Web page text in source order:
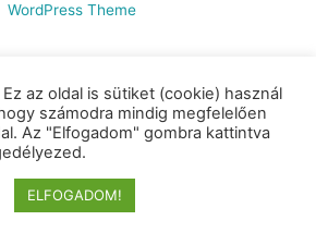
WordPress Theme
az oldal is sütiket (cookie) használ
számodra mindig megfelelően
Az "Elfogadom" gombra kattintva
ELFOGADOM!